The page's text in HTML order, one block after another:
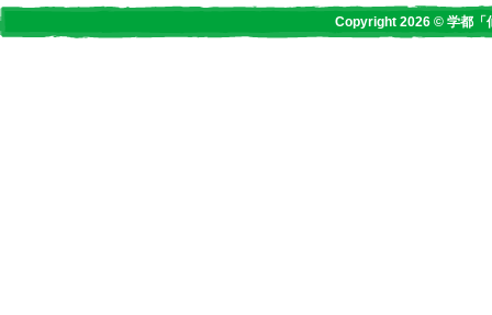
Copyright 2026 © 学都「